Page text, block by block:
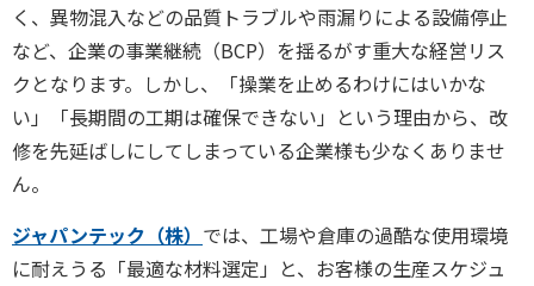
く、異物混入などの品質トラブルや雨漏りによる設備停止
など、企業の事業継続（BCP）を揺るがす重大な経営リス
クとなります。しかし、「操業を止めるわけにはいかな
い」「長期間の工期は確保できない」という理由から、改
修を先延ばしにしてしまっている企業様も少なくありませ
ん。
ジャパンテック（株） では、工場や倉庫の過酷な使用環境
に耐えうる「最適な材料選定」と、お客様の生産スケジュ